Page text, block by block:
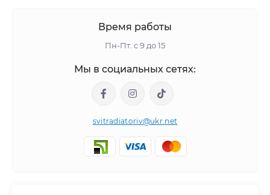
Время работы
Пн-Пт: с 9 до 15
Мы в социальных сетях:
svitradiatoriv@ukr.net